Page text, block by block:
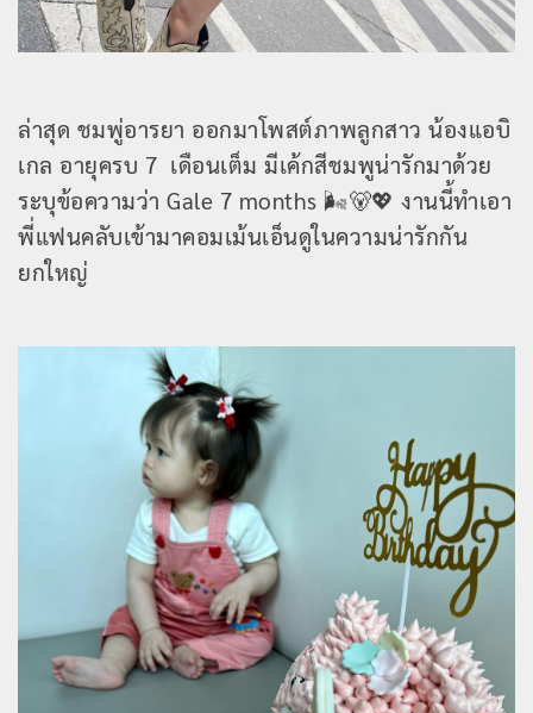
ล่าสุด ชมพู่อารยา ออกมาโพสต์ภาพลูกสาว น้องแอบิ
เกล อายุครบ 7 เดือนเต็ม มีเค้กสีชมพูน่ารักมาด้วย
ระบุข้อความว่า Gale 7 months 🌬🐻💖 งานนี้ทำเอา
พี่แฟนคลับเข้ามาคอมเม้นเอ็นดูในความน่ารักกัน
ยกใหญ่